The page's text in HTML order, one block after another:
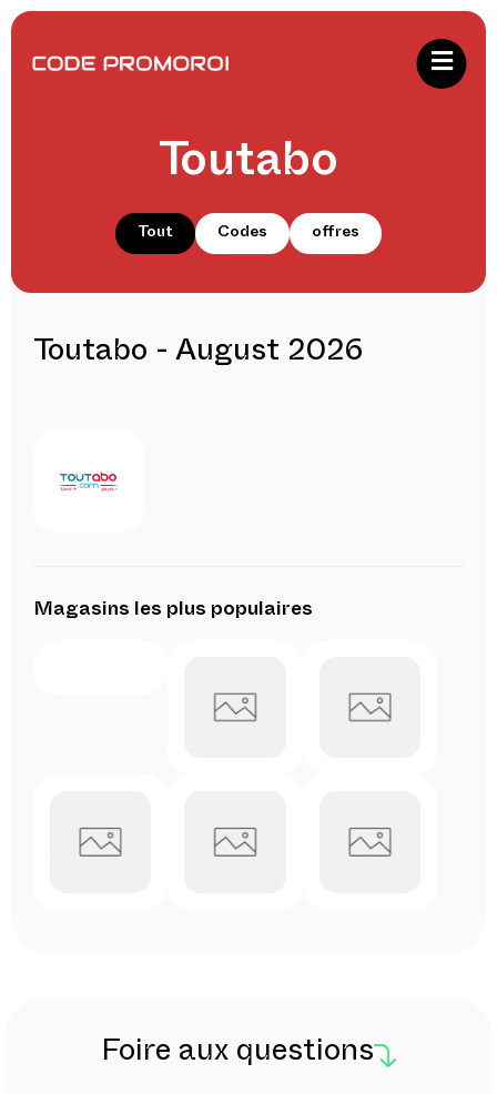
Toutabo
Tout Codes offres
Toutabo - August 2026
Magasins les plus populaires
Foire aux questions